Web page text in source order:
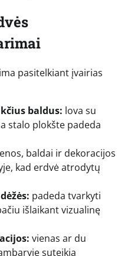
pasitelkiant įvairias
baldus: lova su
stalo plokšte padeda
baldai ir dekoracijos
kad erdvė atrodytų
padeda tvarkyti
išlaikant vizualinę
vienas ar du
suteikia